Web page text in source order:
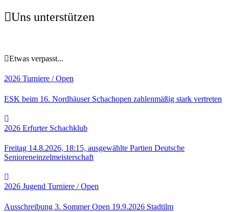
Uns unterstützen
Etwas verpasst...
2026 Turniere / Open
ESK beim 16. Nordhäuser Schachopen zahlenmäßig stark vertreten
2026 Erfurter Schachklub
Freitag 14.8.2026, 18:15, ausgewählte Partien Deutsche
Senioreneinzelmeisterschaft
2026 Jugend Turniere / Open
Ausschreibung 3. Sommer Open 19.9.2026 Stadtilm